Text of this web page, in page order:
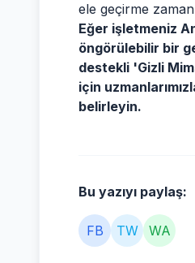
ele geçirme
Eğer işletmeniz
öngörülebilir bir
destekli 'Gizli
için
belirleyin.
Bu yazıyı paylaş:
FB TW WA